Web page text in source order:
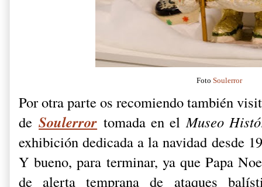
Foto Soulerror
Por otra parte os recomiendo también
deSoulerror tomada en elMuseo
exhibición dedicada a la navidad desde
Y bueno, para terminar, ya que Papa
de alerta temprana de ataques